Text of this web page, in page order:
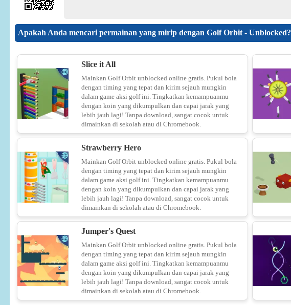
Apakah Anda mencari permainan yang mirip dengan Golf Orbit - Unblocked?
Slice it All
Mainkan Golf Orbit unblocked online gratis. Pukul bola
dengan timing yang tepat dan kirim sejauh mungkin
dalam game aksi golf ini. Tingkatkan kemampuanmu
dengan koin yang dikumpulkan dan capai jarak yang
lebih jauh lagi! Tanpa download, sangat cocok untuk
dimainkan di sekolah atau di Chromebook.
Strawberry Hero
Mainkan Golf Orbit unblocked online gratis. Pukul bola
dengan timing yang tepat dan kirim sejauh mungkin
dalam game aksi golf ini. Tingkatkan kemampuanmu
dengan koin yang dikumpulkan dan capai jarak yang
lebih jauh lagi! Tanpa download, sangat cocok untuk
dimainkan di sekolah atau di Chromebook.
Jumper's Quest
Mainkan Golf Orbit unblocked online gratis. Pukul bola
dengan timing yang tepat dan kirim sejauh mungkin
dalam game aksi golf ini. Tingkatkan kemampuanmu
dengan koin yang dikumpulkan dan capai jarak yang
lebih jauh lagi! Tanpa download, sangat cocok untuk
dimainkan di sekolah atau di Chromebook.